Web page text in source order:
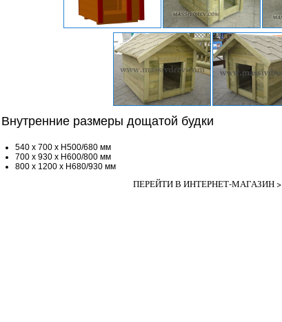
Внутренние размеры дощатой будки
540 x 700 x H500/680 мм
700 x 930 x H600/800 мм
800 x 1200 x H680/930 мм
ПЕРЕЙТИ В ИНТЕРНЕТ-МАГАЗИН